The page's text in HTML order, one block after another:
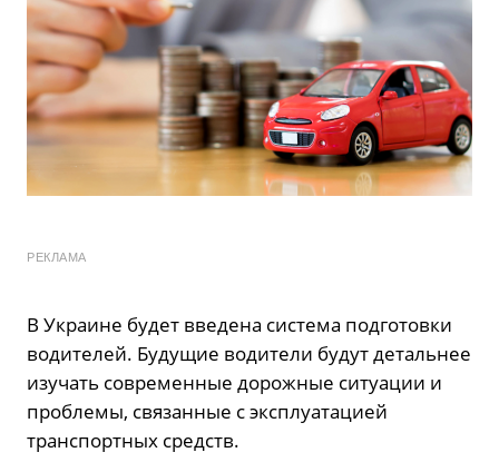
РЕКЛАМА
В Украине будет введена система подготовки
водителей. Будущие водители будут детальнее
изучать современные дорожные ситуации и
проблемы, связанные с эксплуатацией
транспортных средств.